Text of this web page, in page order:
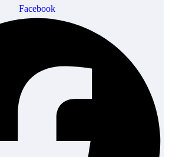
Facebook